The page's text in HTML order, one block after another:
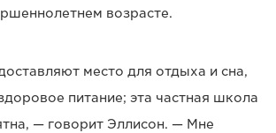
возрасте.
место для отдыха и сна,
питание; эта частная школа
— говорит Эллисон. — Мне